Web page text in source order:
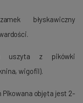
błyskawiczny
uszyta z pikówki
wigofil).
Pikowana objęta jest 2-